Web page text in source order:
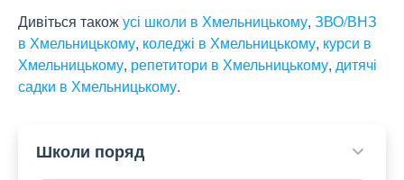
Дивіться такожусі школи в Хмельницькому, ЗВО/ВНЗ
в Хмельницькому, коледжі в Хмельницькому, курси в
Хмельницькому, репетитори в Хмельницькому, дитячі
садки в Хмельницькому.
Школи поряд